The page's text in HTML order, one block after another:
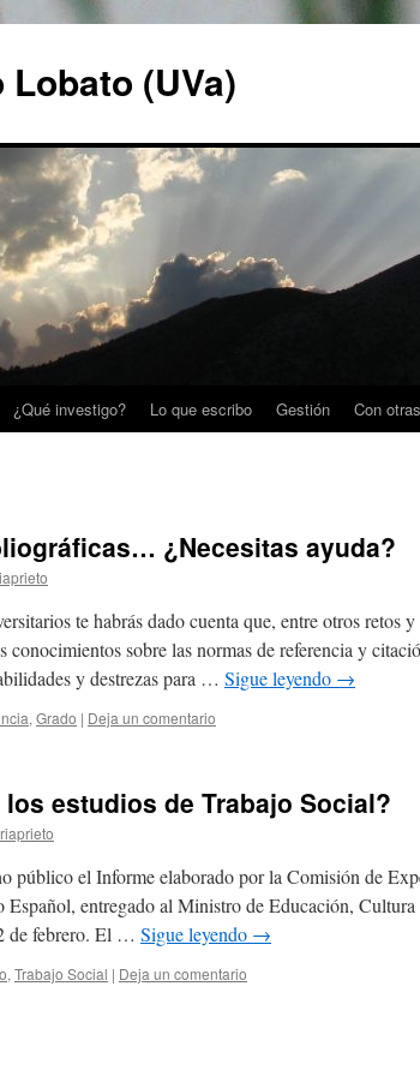
(UVa)
¿Qué investigo? Lo que escribo Gestión Con
¿Necesitas ayuda?
te habrás dado cuenta que, entre otros retos y
conocimientos sobre las normas de referencia y
y destrezas para … Sigue leyendo →
, Grado | Deja un comentario
estudios de Trabajo Social?
público el Informe elaborado por la Comisión de
Español, entregado al Ministro de Educación,
de febrero. El … Sigue leyendo →
, Trabajo Social | Deja un comentario